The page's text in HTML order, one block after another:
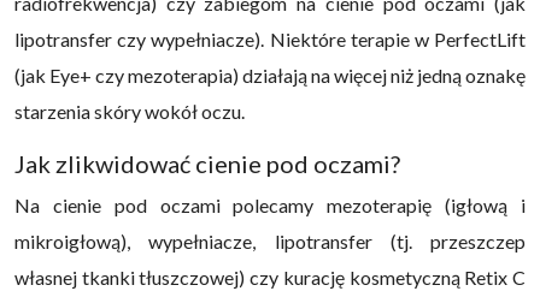
lipotransfer czy wypełniacze). Niektóre terapie w PerfectLift
(jak Eye+ czy mezoterapia) działają na więcej niż jedną oznakę
starzenia skóry wokół oczu.
Jak zlikwidować cienie pod oczami?
Na cienie pod oczami polecamy mezoterapię (igłową i
mikroigłową), wypełniacze, lipotransfer (tj. przeszczep
własnej tkanki tłuszczowej) czy kurację kosmetyczną Retix C